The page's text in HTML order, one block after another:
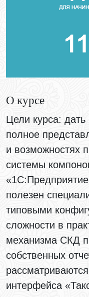
О курсе
Цели курса:
полное
и возможностях
системы
полезен
типовыми
сложности в
механизма СКД
собственных
интерфейса